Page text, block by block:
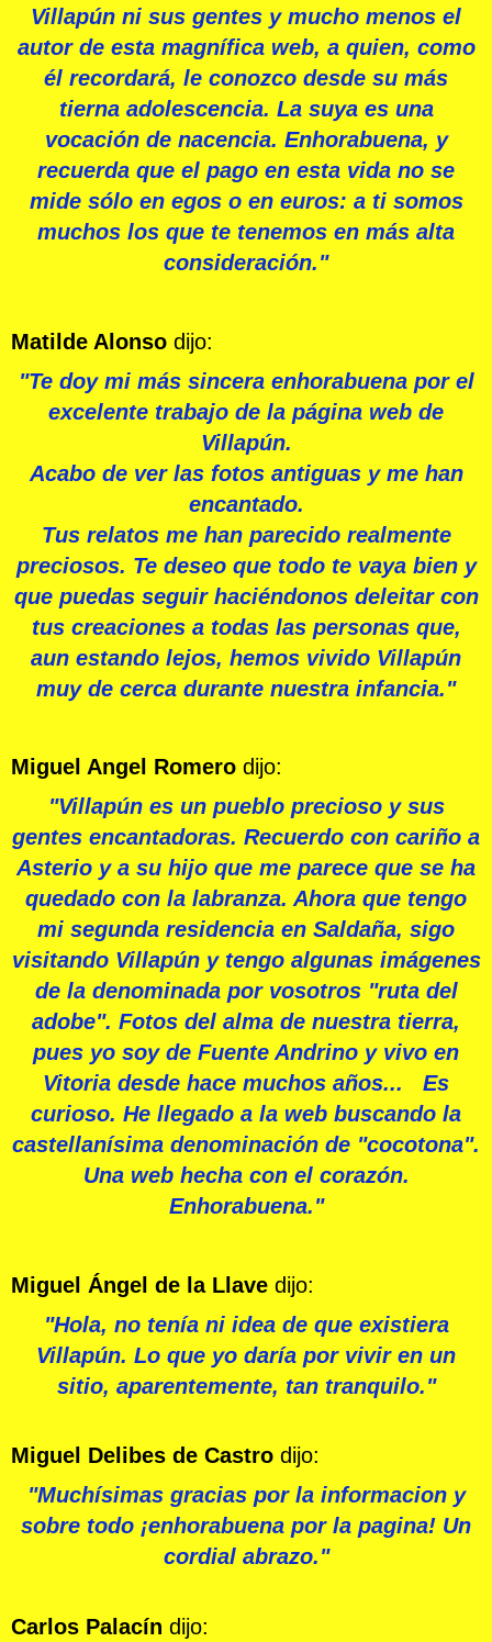
Villapún ni sus gentes y mucho menos el
autor de esta magnífica web, a quien, como
él recordará, le conozco desde su más
tierna adolescencia. La suya es una
vocación de nacencia. Enhorabuena, y
recuerda que el pago en esta vida no se
mide sólo en egos o en euros: a ti somos
muchos los que te tenemos en más alta
consideración."
Matilde Alonso dijo:
"Te doy mi más sincera enhorabuena por el
excelente trabajo de la página web de
Villapún.
Acabo de ver las fotos antiguas y me han
encantado.
Tus relatos me han parecido realmente
preciosos. Te deseo que todo te vaya bien y
que puedas seguir haciéndonos deleitar con
tus creaciones a todas las personas que,
aun estando lejos, hemos vivido Villapún
muy de cerca durante nuestra infancia."
Miguel Angel Romero dijo:
"Villapún es un pueblo precioso y sus
gentes encantadoras. Recuerdo con cariño a
Asterio y a su hijo que me parece que se ha
quedado con la labranza. Ahora que tengo
mi segunda residencia en Saldaña, sigo
visitando Villapún y tengo algunas imágenes
de la denominada por vosotros "ruta del
adobe". Fotos del alma de nuestra tierra,
pues yo soy de Fuente Andrino y vivo en
Vitoria desde hace muchos años... Es
curioso. He llegado a la web buscando la
castellanísima denominación de "cocotona".
Una web hecha con el corazón.
Enhorabuena."
Miguel Ángel de la Llave dijo:
"Hola, no tenía ni idea de que existiera
Villapún. Lo que yo daría por vivir en un
sitio, aparentemente, tan tranquilo."
Miguel Delibes de Castro dijo:
"Muchísimas gracias por la informacion y
sobre todo ¡enhorabuena por la pagina! Un
cordial abrazo."
Carlos Palacín dijo: